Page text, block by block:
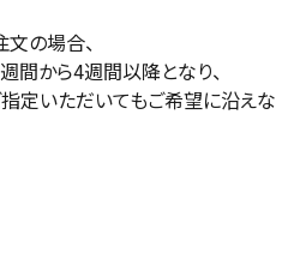
文の場合、
間から4週間以降となり、
定いただいてもご希望に沿えな